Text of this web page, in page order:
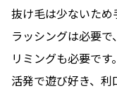
抜け毛は少ないた
ラッシングは必要
リミングも必要です。
活発で遊び好き、利